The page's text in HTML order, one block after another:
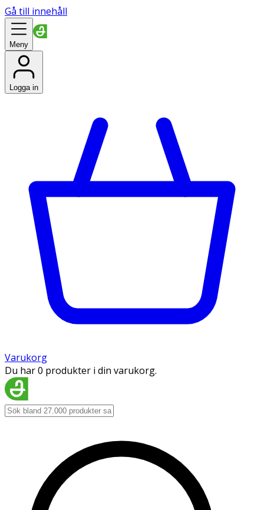
Gå till innehåll
Meny
Logga in
Varukorg
Du har 0 produkter i din varukorg.